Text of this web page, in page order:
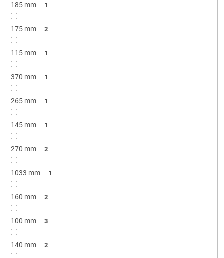
185 mm 1
175 mm 2
115 mm 1
370 mm 1
265 mm 1
145 mm 1
270 mm 2
1033 mm 1
160 mm 2
100 mm 3
140 mm 2